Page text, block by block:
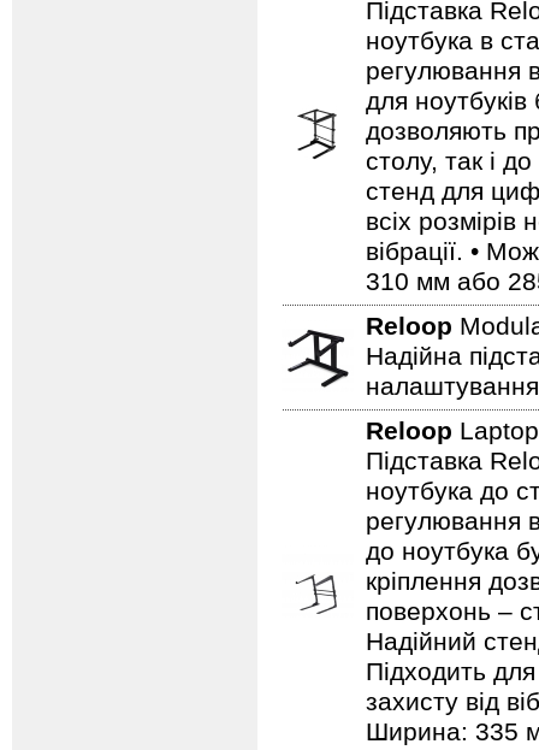
Підставка
ноутбука в
регулювання
для
дозволяють
столу, так і
стенд для
всіх розмірів
вібрації. •
310 мм або
Reloop
Надійна
Reloop
Підставка
ноутбука до
регулювання
до ноутбука
кріплення
поверхонь –
Надійний
Підходить
захисту від
Ширина: 335